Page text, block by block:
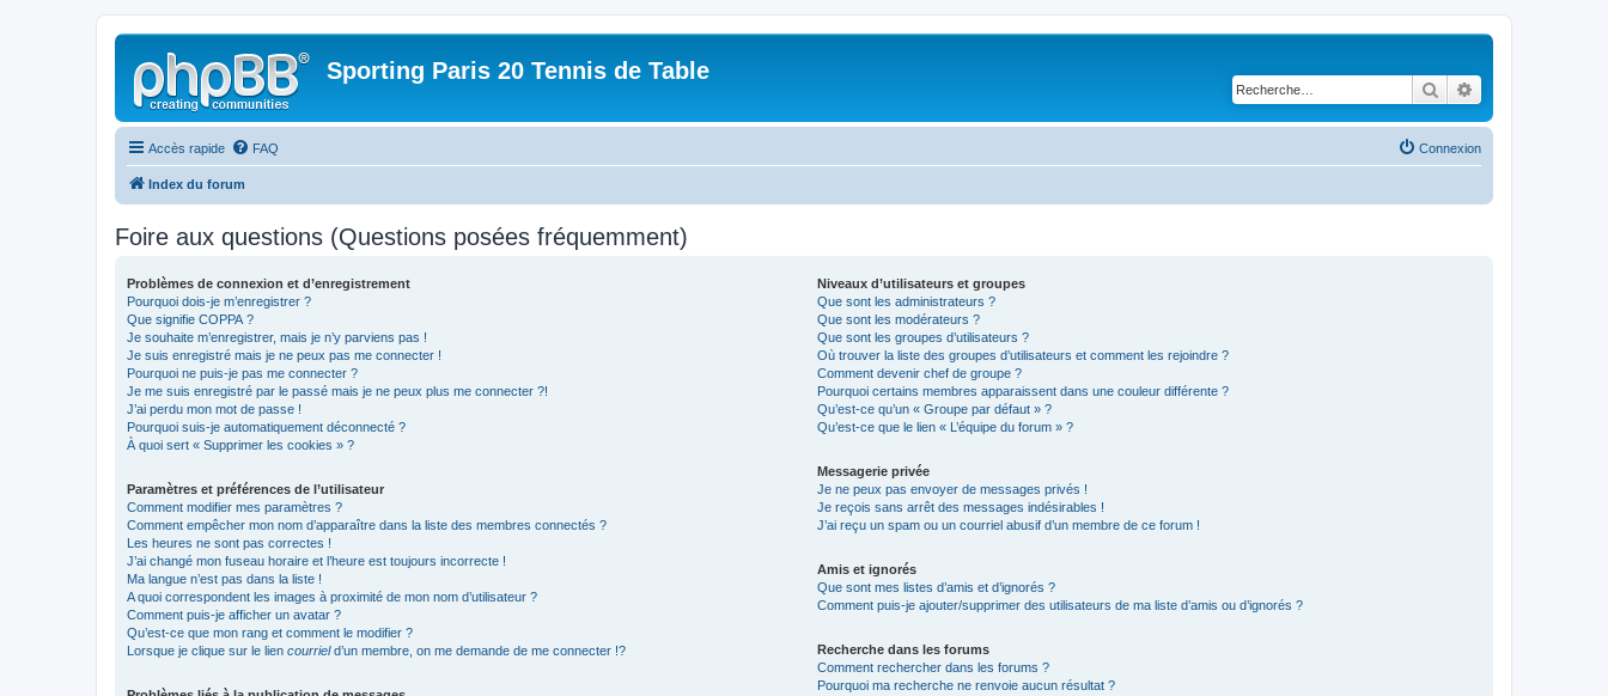
Sporting Paris 20 Tennis de Table
Rechercher
Accès rapide FAQ Connexion
Index du forum
Foire aux questions (Questions posées fréquemment)
Problèmes de connexion et d’enregistrement
Pourquoi dois-je m’enregistrer ?
Que signifie COPPA ?
Je souhaite m’enregistrer, mais je n’y parviens pas !
Je suis enregistré mais je ne peux pas me connecter !
Pourquoi ne puis-je pas me connecter ?
Je me suis enregistré par le passé mais je ne peux plus me connecter ?!
J’ai perdu mon mot de passe !
Pourquoi suis-je automatiquement déconnecté ?
À quoi sert « Supprimer les cookies » ?
Paramètres et préférences de l’utilisateur
Comment modifier mes paramètres ?
Comment empêcher mon nom d’apparaître dans la liste des membres connectés ?
Les heures ne sont pas correctes !
J’ai changé mon fuseau horaire et l’heure est toujours incorrecte !
Ma langue n’est pas dans la liste !
A quoi correspondent les images à proximité de mon nom d’utilisateur ?
Comment puis-je afficher un avatar ?
Qu’est-ce que mon rang et comment le modifier ?
Lorsque je clique sur le lien courrield’un membre, on me demande de me connecter !?
Niveaux d’utilisateurs et groupes
Que sont les administrateurs ?
Que sont les modérateurs ?
Que sont les groupes d’utilisateurs ?
Où trouver la liste des groupes d’utilisateurs et comment les rejoindre ?
Comment devenir chef de groupe ?
Pourquoi certains membres apparaissent dans une couleur différente ?
Qu’est-ce qu’un « Groupe par défaut » ?
Qu’est-ce que le lien « L’équipe du forum » ?
Messagerie privée
Je ne peux pas envoyer de messages privés !
Je reçois sans arrêt des messages indésirables !
J’ai reçu un spam ou un courriel abusif d’un membre de ce forum !
Amis et ignorés
Que sont mes listes d’amis et d’ignorés ?
Comment puis-je ajouter/supprimer des utilisateurs de ma liste d’amis ou d’ignorés ?
Recherche dans les forums
Comment rechercher dans les forums ?
Pourquoi ma recherche ne renvoie aucun résultat ?